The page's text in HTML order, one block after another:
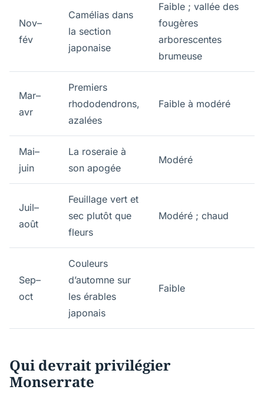
Nov–
fév
Camélias dans
la section
japonaise
Faible ; vallée des
fougères
arborescentes
brumeuse
Mar–
avr
Premiers
rhododendrons,
azalées
Faible à modéré
Mai–
juin
La roseraie à
son apogée
Modéré
Juil–
août
Feuillage vert et
sec plutôt que
fleurs
Modéré ; chaud
Sep–
oct
Couleurs
d’automne sur
les érables
japonais
Faible
Qui devrait privilégier
Monserrate